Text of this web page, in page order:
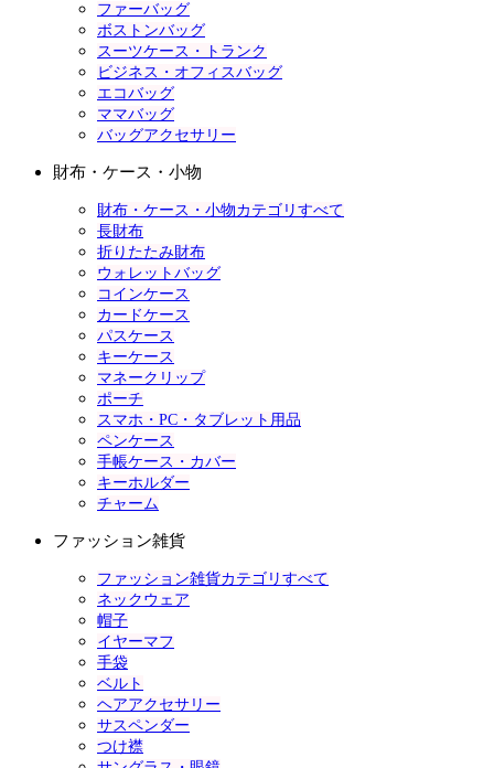
ファーバッグ
ボストンバッグ
スーツケース・トランク
ビジネス・オフィスバッグ
エコバッグ
ママバッグ
バッグアクセサリー
財布・ケース・小物
財布・ケース・小物カテゴリすべて
長財布
折りたたみ財布
ウォレットバッグ
コインケース
カードケース
パスケース
キーケース
マネークリップ
ポーチ
スマホ・PC・タブレット用品
ペンケース
手帳ケース・カバー
キーホルダー
チャーム
ファッション雑貨
ファッション雑貨カテゴリすべて
ネックウェア
帽子
イヤーマフ
手袋
ベルト
ヘアアクセサリー
サスペンダー
つけ襟